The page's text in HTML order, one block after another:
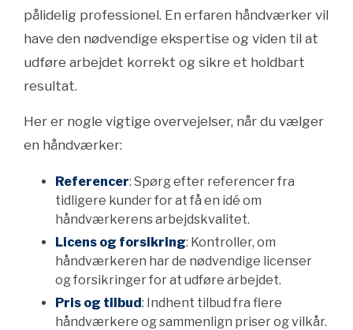
pålidelig professionel. En erfaren håndværker vil
have den nødvendige ekspertise og viden til at
udføre arbejdet korrekt og sikre et holdbart
resultat.
Her er nogle vigtige overvejelser, når du vælger
en håndværker:
Referencer: Spørg efter referencer fra
tidligere kunder for at få en idé om
håndværkerens arbejdskvalitet.
Licens og forsikring: Kontroller, om
håndværkeren har de nødvendige licenser
og forsikringer for at udføre arbejdet.
Pris og tilbud: Indhent tilbud fra flere
håndværkere og sammenlign priser og vilkår.